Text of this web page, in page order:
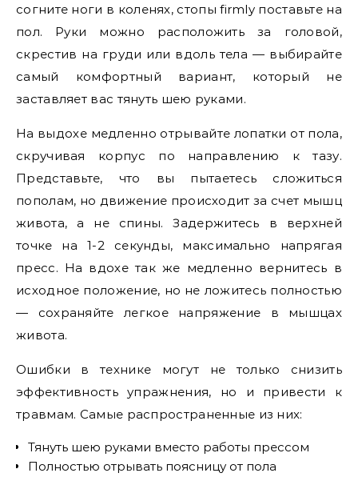
согните ноги в коленях, стопы firmly поставьте на
пол. Руки можно расположить за головой,
скрестив на груди или вдоль тела — выбирайте
самый комфортный вариант, который не
заставляет вас тянуть шею руками.
На выдохе медленно отрывайте лопатки от пола,
скручивая корпус по направлению к тазу.
Представьте, что вы пытаетесь сложиться
пополам, но движение происходит за счет мышц
живота, а не спины. Задержитесь в верхней
точке на 1-2 секунды, максимально напрягая
пресс. На вдохе так же медленно вернитесь в
исходное положение, но не ложитесь полностью
— сохраняйте легкое напряжение в мышцах
живота.
Ошибки в технике могут не только снизить
эффективность упражнения, но и привести к
травмам. Самые распространенные из них:
Тянуть шею руками вместо работы прессом
Полностью отрывать поясницу от пола